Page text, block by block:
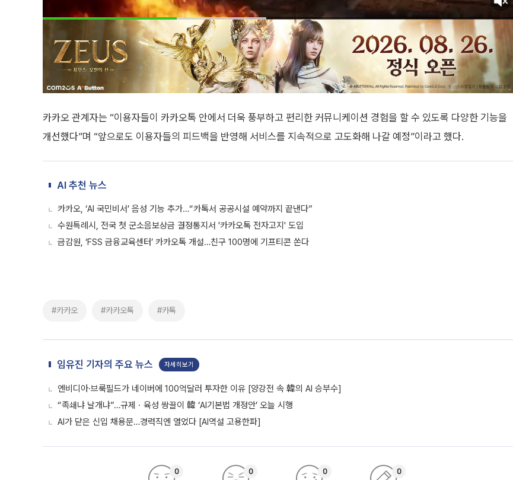
카카오 관계자는 “이용자들이 카카오톡 안에서 더욱 풍부하고 편리한 커뮤니케이션 경험을 할 수 있도록 다양한 기능을
개선했다”며 “앞으로도 이용자들의 피드백을 반영해 서비스를 지속적으로 고도화해 나갈 예정”이라고 했다.
AI 추천 뉴스
카카오, ‘AI 국민비서’ 음성 기능 추가…“카톡서 공공시설 예약까지 끝낸다”
수원특례시, 전국 첫 군소음보상금 결정통지서 '카카오톡 전자고지' 도입
금감원, ‘FSS 금융교육센터’ 카카오톡 개설…친구 100명에 기프티콘 쏜다
#카카오 #카카오톡 #카톡
임유진 기자의 주요 뉴스 자세히보기
엔비디아·브룩필드가 네이버에 100억달러 투자한 이유 [양강전 속 韓의 AI 승부수]
“족쇄냐 날개냐”…규제ㆍ육성 쌍끌이 韓 ‘AI기본법 개정안’ 오늘 시행
AI가 닫은 신입 채용문…경력직엔 열었다 [AI역설 고용한파]
0 0 0 0